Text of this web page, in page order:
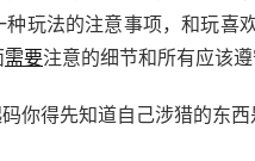
种玩法的注意事项，和玩喜
需要注意的细节和所有应该遵
你得先知道自己涉猎的东